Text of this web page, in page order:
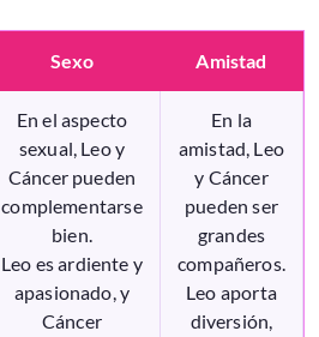
Sexo Amistad
En el aspecto
sexual, Leo y
Cáncer pueden
complementarse
bien.
Leo es ardiente y
apasionado, y
Cáncer
En la
amistad, Leo
y Cáncer
pueden ser
grandes
compañeros.
Leo aporta
diversión,